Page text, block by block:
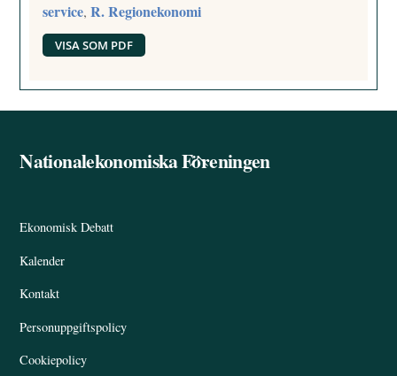
service,R. Regionekonomi
VISA SOM PDF
Back
Nationalekonomiska Föreningen
Ekonomisk Debatt
Kalender
Kontakt
Personuppgiftspolicy
Cookiepolicy